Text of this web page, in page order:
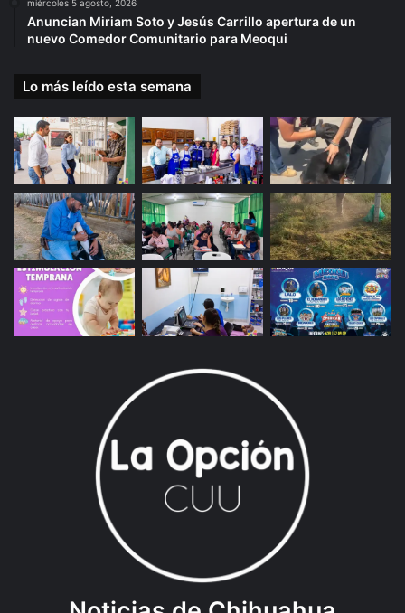
miércoles 5 agosto, 2026
Anuncian Miriam Soto y Jesús Carrillo apertura de un
nuevo Comedor Comunitario para Meoqui
Lo más leído esta semana